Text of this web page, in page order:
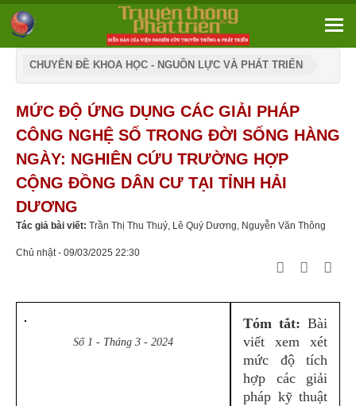
CHUYÊN ĐỀ KHOA HỌC - NGUỒN LỰC VÀ PHÁT TRIỂN
MỨC ĐỘ ỨNG DỤNG CÁC GIẢI PHÁP
CÔNG NGHỆ SỐ TRONG ĐỜI SỐNG HÀNG
NGÀY: NGHIÊN CỨU TRƯỜNG HỢP
CỘNG ĐỒNG DÂN CƯ TẠI TỈNH HẢI
DƯƠNG
Tác giả bài viết: Trần Thị Thu Thuỷ, Lê Quý Dương, Nguyễn Văn Thông
Chủ nhật - 09/03/2025 22:30
Số 1 - Tháng 3 - 2024
Tóm tắt: Bài
viết xem xét
mức độ tích
hợp các giải
pháp kỹ thuật